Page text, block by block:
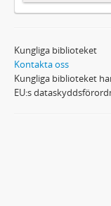
Kungliga biblioteket
Kontakta oss
Kungliga biblioteket
EU:s